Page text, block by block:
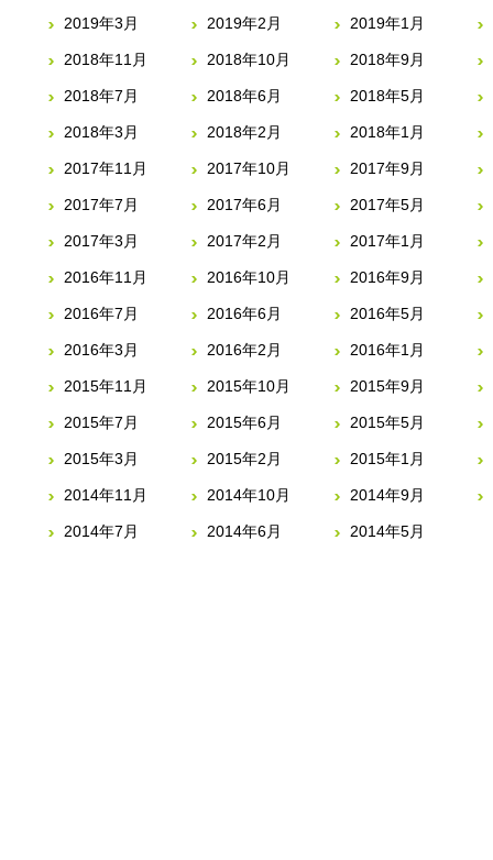
2019年3月 2019年2月 2019年1月
2018年11月 2018年10月 2018年9月
2018年7月 2018年6月 2018年5月
2018年3月 2018年2月 2018年1月
2017年11月 2017年10月 2017年9月
2017年7月 2017年6月 2017年5月
2017年3月 2017年2月 2017年1月
2016年11月 2016年10月 2016年9月
2016年7月 2016年6月 2016年5月
2016年3月 2016年2月 2016年1月
2015年11月 2015年10月 2015年9月
2015年7月 2015年6月 2015年5月
2015年3月 2015年2月 2015年1月
2014年11月 2014年10月 2014年9月
2014年7月 2014年6月 2014年5月